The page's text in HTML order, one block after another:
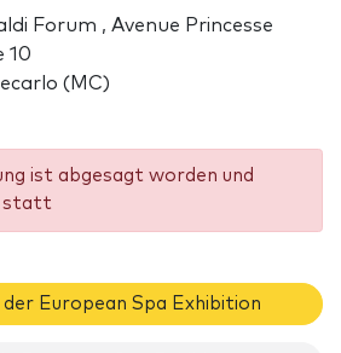
Forum , Avenue Princesse
10
(MC)
ist abgesagt worden und
statt
der European Spa Exhibition